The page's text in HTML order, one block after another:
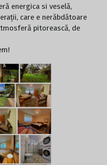
energica si veselă,
care e nerăbdătoare
pitorească, de